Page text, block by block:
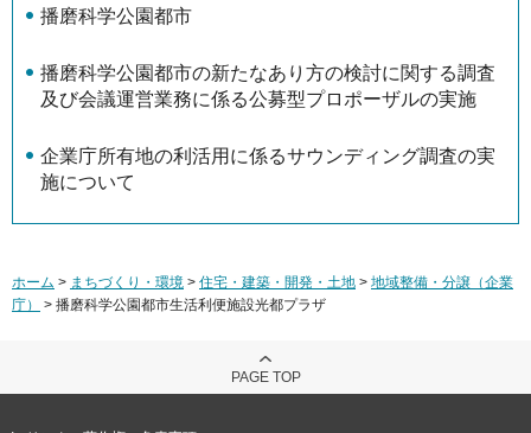
播磨科学公園都市
播磨科学公園都市の新たなあり方の検討に関する調査
及び会議運営業務に係る公募型プロポーザルの実施
企業庁所有地の利活用に係るサウンディング調査の実
施について
ホーム > まちづくり・環境 > 住宅・建築・開発・土地 > 地域整備・分譲（企業
庁）
> 播磨科学公園都市生活利便施設光都プラザ
PAGE TOP